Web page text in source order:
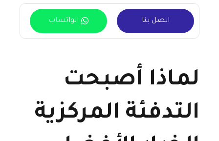
اتصل بنا الواتساب
لماذا أصبحت
التدفئة المركزية